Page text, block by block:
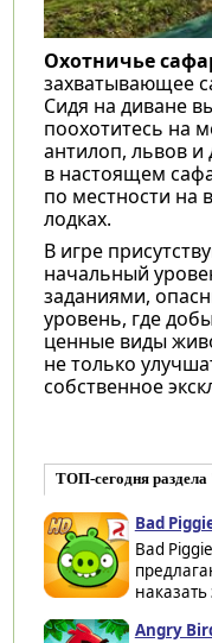
Охотничье
захватывающее
Сидя на диване
поохотитесь на
антилоп, львов и
в настоящем
по местности на
лодках.
В игре
начальный
заданиями,
уровень, где
ценные виды
не только
собственное
ТОП-сегодня
Bad
Bad
Angry